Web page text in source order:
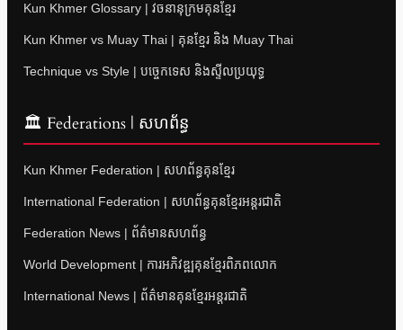
Kun Khmer Glossary | វចនានុក្រមគុនខ្មែរ
Kun Khmer vs Muay Thai | គុនខ្មែរ និង Muay Thai
Technique vs Style | បច្ចេកទេស និងស្ទីលប្រយុទ្ធ
🏛 Federations | សហព័ន្ធ
Kun Khmer Federation | សហព័ន្ធគុនខ្មែរ
International Federation | សហព័ន្ធគុនខ្មែរអន្តរជាតិ
Federation News | ព័ត៌មានសហព័ន្ធ
World Development | ការអភិវឌ្ឍគុនខ្មែរពិភពលោក
International News | ព័ត៌មានគុនខ្មែរអន្តរជាតិ